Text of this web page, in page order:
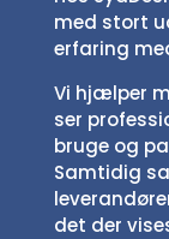
med stort
erfaring
Vi hjælper
ser
bruge og
Samtidig
det der